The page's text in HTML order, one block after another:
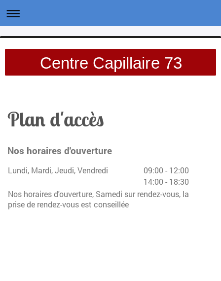
Centre Capillaire 73
Plan d'accès
Nos horaires d'ouverture
Lundi, Mardi, Jeudi, Vendredi 09:00 - 12:00
14:00 - 18:30
Nos horaires d'ouverture, Samedi sur rendez-vous, la
prise de rendez-vous est conseillée